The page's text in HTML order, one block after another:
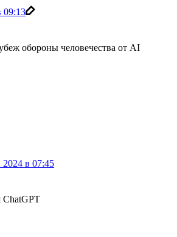
09:13
обороны человечества от AI
2024 в 07:45
ChatGPT